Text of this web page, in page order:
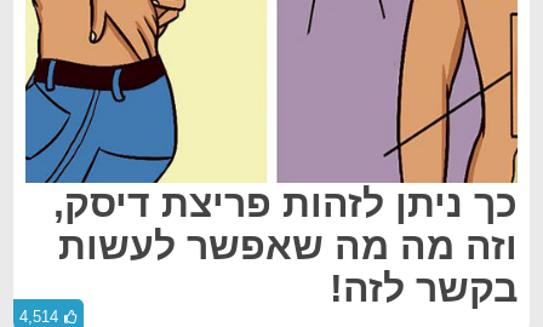
כך ניתן לזהות פריצת דיסק,
וזה מה מה שאפשר לעשות
בקשר לזה!
4,514